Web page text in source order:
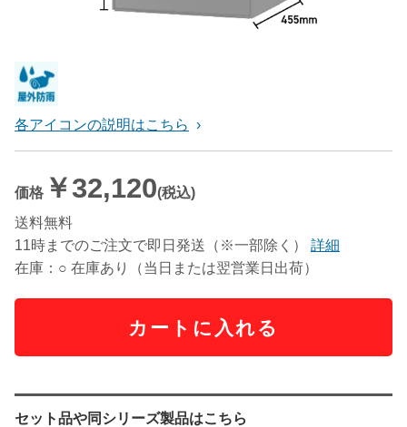
各アイコンの説明はこちら
価格 ￥32,120(税込)
送料無料
11時までのご注文で即日発送（※一部除く）
詳細
在庫：○ 在庫あり（当日または翌営業日出荷）
カートに入れる
セット品や同シリーズ製品はこちら